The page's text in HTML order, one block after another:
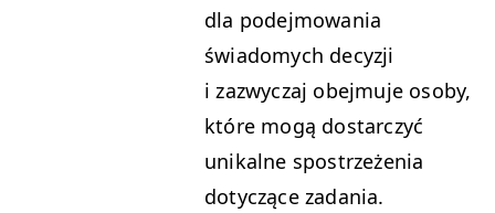
dla pode­j­mowa­nia
świadomych decyzji
i zazwyczaj obe­j­mu­je oso­by,
które mogą dostar­czyć
unikalne spostrzeże­nia
doty­czące zadania.